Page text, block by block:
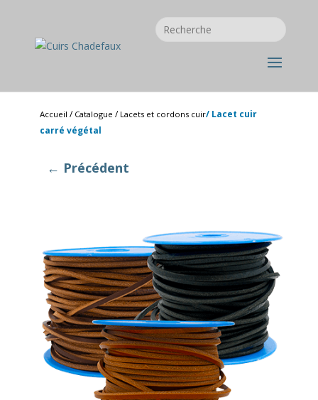
Accueil / Catalogue / Lacets et cordons cuir/ Lacet cuir
carré végétal
← Précédent